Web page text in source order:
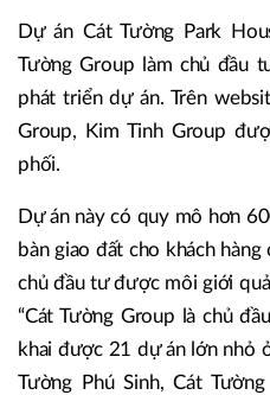
Dự án Cát Tường Park
Tường Group làm chủ đầu
phát triển dự án. Trên
Group, Kim Tinh Group
phối.
Dự án này có quy mô hơn
bàn giao đất cho khách
chủ đầu tư được môi giới
“Cát Tường Group là chủ
khai được 21 dự án lớn nhỏ
Tường Phú Sinh, Cát